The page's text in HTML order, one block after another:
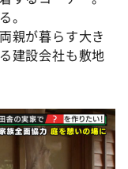
。
親が暮らす大き
建設会社も敷地